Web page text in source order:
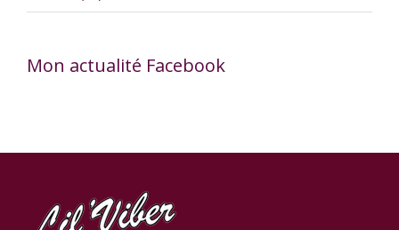
Mon actualité Facebook